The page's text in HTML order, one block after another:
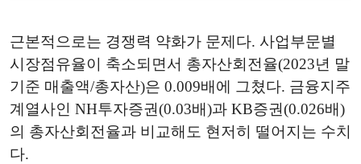
근본적으로는 경쟁력 약화가 문제다. 사업부문별
시장점유율이 축소되면서 총자산회전율(2023년 말
기준 매출액/총자산)은 0.009배에 그쳤다. 금융지주
계열사인 NH투자증권(0.03배)과 KB증권(0.026배)
의 총자산회전율과 비교해도 현저히 떨어지는 수치
다.